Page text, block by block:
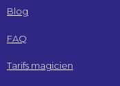
Blog
FAQ
Tarifs magicien